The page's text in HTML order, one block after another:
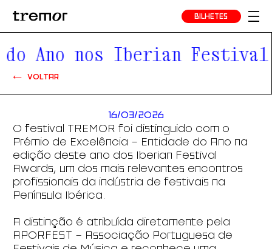
BILHETES
Ano nos Iberian Festival
VOLTAR
16/03/2026
O festival TREMOR foi distinguido com o
Prémio de Excelência – Entidade do Ano na
edição deste ano dos Iberian Festival
Awards, um dos mais relevantes encontros
profissionais da indústria de festivais na
Península Ibérica.
A distinção é atribuída diretamente pela
APORFEST – Associação Portuguesa de